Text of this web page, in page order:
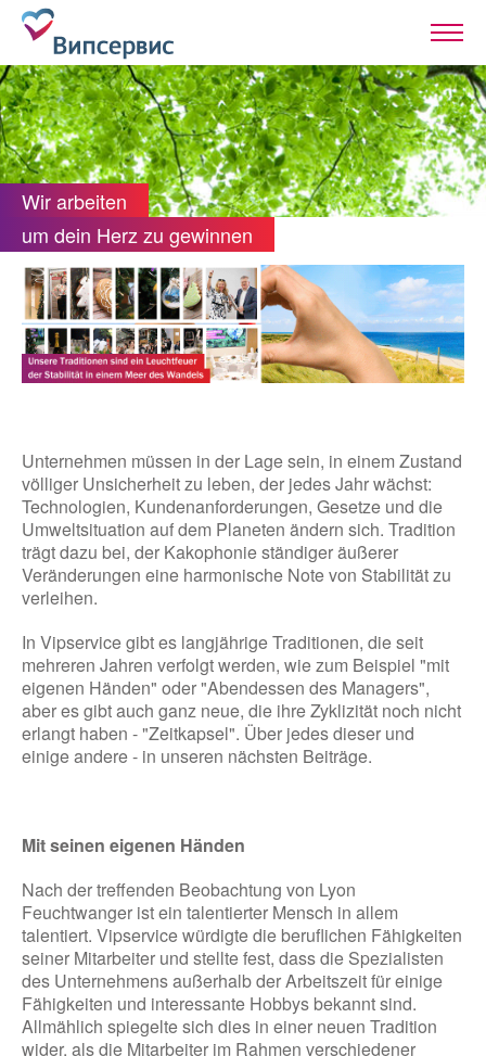
Wir arbeiten
um dein Herz zu gewinnen
Unternehmen müssen in der Lage sein, in einem Zustand
völliger Unsicherheit zu leben, der jedes Jahr wächst:
Technologien, Kundenanforderungen, Gesetze und die
Umweltsituation auf dem Planeten ändern sich. Tradition
trägt dazu bei, der Kakophonie ständiger äußerer
Veränderungen eine harmonische Note von Stabilität zu
verleihen.
In Vipservice gibt es langjährige Traditionen, die seit
mehreren Jahren verfolgt werden, wie zum Beispiel "mit
eigenen Händen" oder "Abendessen des Managers",
aber es gibt auch ganz neue, die ihre Zyklizität noch nicht
erlangt haben - "Zeitkapsel". Über jedes dieser und
einige andere - in unseren nächsten Beiträge.
Mit seinen eigenen Händen
Nach der treffenden Beobachtung von Lyon
Feuchtwanger ist ein talentierter Mensch in allem
talentiert. Vipservice würdigte die beruflichen Fähigkeiten
seiner Mitarbeiter und stellte fest, dass die Spezialisten
des Unternehmens außerhalb der Arbeitszeit für einige
Fähigkeiten und interessante Hobbys bekannt sind.
Allmählich spiegelte sich dies in einer neuen Tradition
wider, als die Mitarbeiter im Rahmen verschiedener